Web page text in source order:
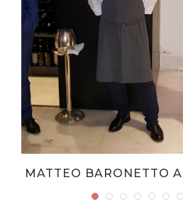
MATTEO BARONETTO